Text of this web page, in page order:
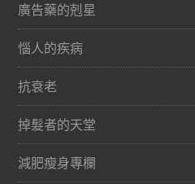
廣告藥的剋星
惱人的疾病
抗衰老
掉髮者的天堂
減肥瘦身專欄